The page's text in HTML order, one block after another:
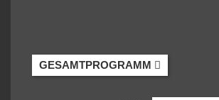
GESAMTPROGRAMM